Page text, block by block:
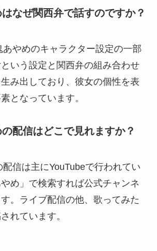
なぜ関西弁で話すのですか？
やめのキャラクター設定の一部
いう設定と関西弁の組み合わせ
み出しており、彼女の個性を表
となっています。
配信はどこで見れますか？
信は主にYouTubeで行われてい
め」で検索すれば公式チャンネ
。ライブ配信の他、歌ってみた
れています。